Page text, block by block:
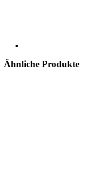
Ähnliche Produkte